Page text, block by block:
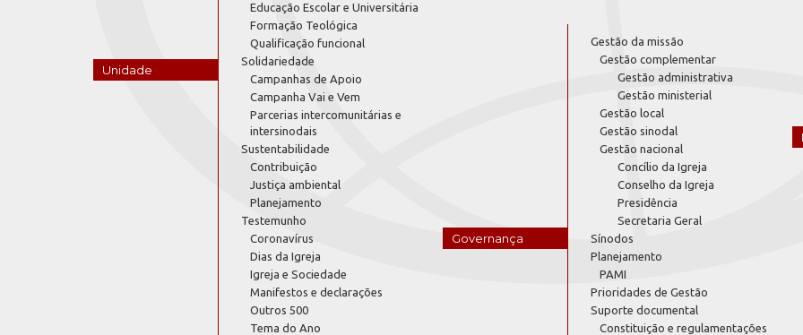
Unidade
Educação Escolar e Universitária
Formação Teológica
Qualificação funcional
Solidariedade
Campanhas de Apoio
Campanha Vai e Vem
Parcerias intercomunitárias e
intersinodais
Sustentabilidade
Contribuição
Justiça ambiental
Planejamento
Testemunho
Coronavírus
Dias da Igreja
Igreja e Sociedade
Manifestos e declarações
Outros 500
Tema do Ano
Governança
Gestão da missão
Gestão complementar
Gestão administrativa
Gestão ministerial
Gestão local
Gestão sinodal
Gestão nacional
Concílio da Igreja
Conselho da Igreja
Presidência
Secretaria Geral
Sínodos
Planejamento
PAMI
Prioridades de Gestão
Suporte documental
Constituição e regulamentações